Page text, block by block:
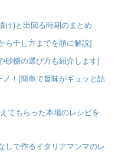
け)と出回る時期のまとめ
ら干し方までを順に解説]
砂糖の選び方も紹介します]
！[簡単で旨味がギュッと詰
てもらった本場のレシピを
しで作るイタリアマンマのレ